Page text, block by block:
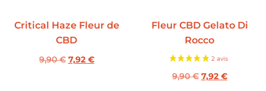
Critical Haze Fleur de
CBD
9,90€ 7,92 €
Fleur CBD Gelato Di
Rocco
9,90€ 7,92 €